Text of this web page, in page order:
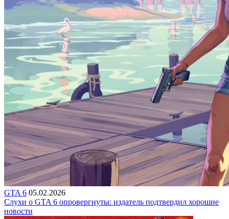
GTA 6 05.02.2026
Слухи о GTA 6 опровергнуты: издатель подтвердил хорошие
новости